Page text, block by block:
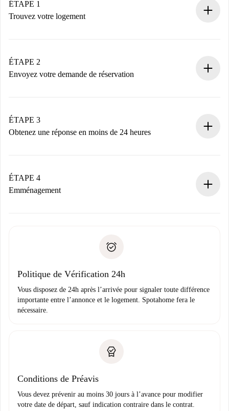
ÉTAPE 1
Trouvez votre logement
Vous disposez à l’avance de toutes les informations
nécessaires.
ÉTAPE 2
Envoyez votre demande de réservation
Nous ne vous facturerons rien tant que le propriétaire
n’aura pas accepté.
ÉTAPE 3
Obtenez une réponse en moins de 24 heures
contact avec le propriétaire.
Si refusé : aucun prélèvement et nous vous proposerons
Justificatif de solvabilité
ÉTAPE 4
Emménagement
uniquement si aucun problème n'est signalé.
Politique de Vérification 24h
Vous disposez de 24h après l’arrivée pour signaler toute différence
importante entre l’annonce et le logement. Spotahome fera le
nécessaire.
Conditions de Préavis
Vous devez prévenir au moins 30 jours à l’avance pour modifier
votre date de départ, sauf indication contraire dans le contrat.